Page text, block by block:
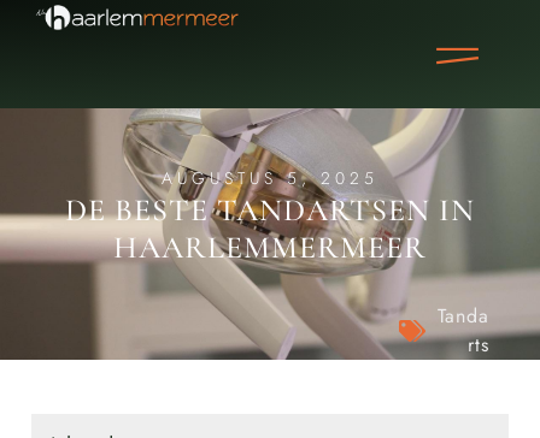
AUGUSTUS 5, 2025
DE BESTE TANDARTSEN IN
HAARLEMMERMEER
Tanda
rts